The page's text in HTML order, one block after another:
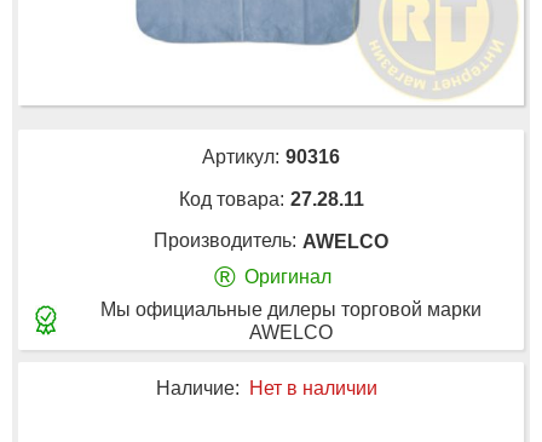
Артикул: 90316
Код товара: 27.28.11
Производитель: AWELCO
® Оригинал
Мы официальные дилеры торговой марки
AWELCO
Наличие: Нет в наличии